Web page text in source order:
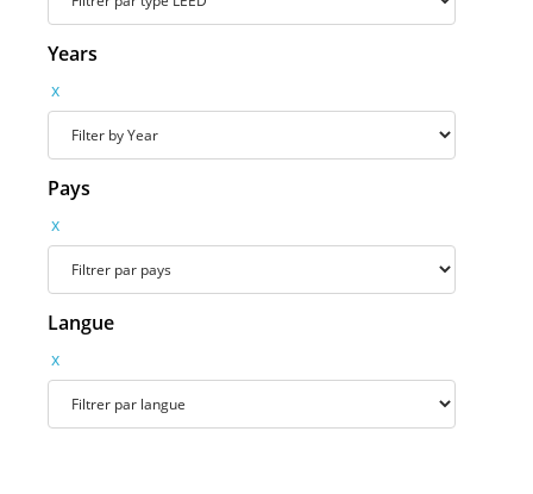
Years
x
Pays
x
Langue
x